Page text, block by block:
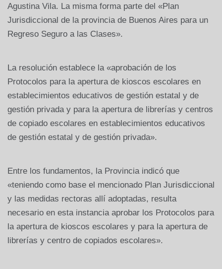
Agustina Vila. La misma forma parte del «Plan
Jurisdiccional de la provincia de Buenos Aires para un
Regreso Seguro a las Clases».
La resolución establece la «aprobación de los
Protocolos para la apertura de kioscos escolares en
establecimientos educativos de gestión estatal y de
gestión privada y para la apertura de librerías y centros
de copiado escolares en establecimientos educativos
de gestión estatal y de gestión privada».
Entre los fundamentos, la Provincia indicó que
«teniendo como base el mencionado Plan Jurisdiccional
y las medidas rectoras allí adoptadas, resulta
necesario en esta instancia aprobar los Protocolos para
la apertura de kioscos escolares y para la apertura de
librerías y centro de copiados escolares».